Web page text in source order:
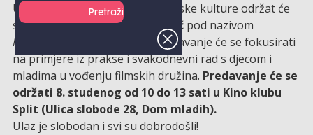
U okviru osme Male škole medijske kulture održat će
se javno predavanjeIvane Rupićpod nazivom
Metodologija rada u nastavi
. Predavanje će se fokusirati
na primjere iz prakse i svakodnevni rad s djecom i
mladima u vođenju filmskih družina. Predavanje će se
održati 8. studenog od 10 do 13 sati u Kino klubu
Split (Ulica slobode 28, Dom mladih).
Ulaz je slobodan i svi su dobrodošli!